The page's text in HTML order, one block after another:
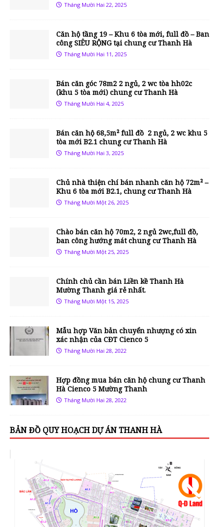
Tháng Mười Hai 22, 2025
Căn hộ tầng 19 – Khu 6 tòa mới, full đồ – Ban
công SIÊU RỘNG tại chung cư Thanh Hà
Tháng Mười Hai 11, 2025
Bán căn góc 78m2 2 ngủ, 2 wc tòa hh02c
(khu 5 tòa mới) chung cư Thanh Hà
Tháng Mười Hai 4, 2025
Bán căn hộ 68,5m² full đồ 2 ngủ, 2 wc khu 5
tòa mới B2.1 chung cư Thanh Hà
Tháng Mười Hai 3, 2025
Chủ nhà thiện chí bán nhanh căn hộ 72m² –
Khu 6 tòa mới B2.1, chung cư Thanh Hà
Tháng Mười Một 26, 2025
Chào bán căn hộ 70m2, 2 ngủ 2wc,full đồ,
ban công hướng mát chung cư Thanh Hà
Tháng Mười Một 25, 2025
Chính chủ cần bán Liền kề Thanh Hà
Mường Thanh giá rẻ nhất.
Tháng Mười Một 15, 2025
Mẫu hợp Văn bản chuyển nhượng có xin
xác nhận của CĐT Cienco 5
Tháng Mười Hai 28, 2022
Hợp đồng mua bán căn hộ chung cư Thanh
Hà Cienco 5 Mường Thanh
Tháng Mười Hai 28, 2022
BẢN ĐỒ QUY HOẠCH DỰ ÁN THANH HÀ